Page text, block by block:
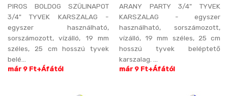
PIROS BOLDOG SZÜLINAPOT
3/4" TYVEK KARSZALAG -
egyszer használható,
sorszámozott, vízálló, 19 mm
széles, 25 cm hosszú tyvek
belé...
már 9 Ft+Áfától
ARANY PARTY 3/4" TYVEK
KARSZALAG - egyszer
használható, sorszámozott,
vízálló, 19 mm széles, 25 cm
hosszú tyvek beléptető
karszalag. ...
már 9 Ft+Áfától